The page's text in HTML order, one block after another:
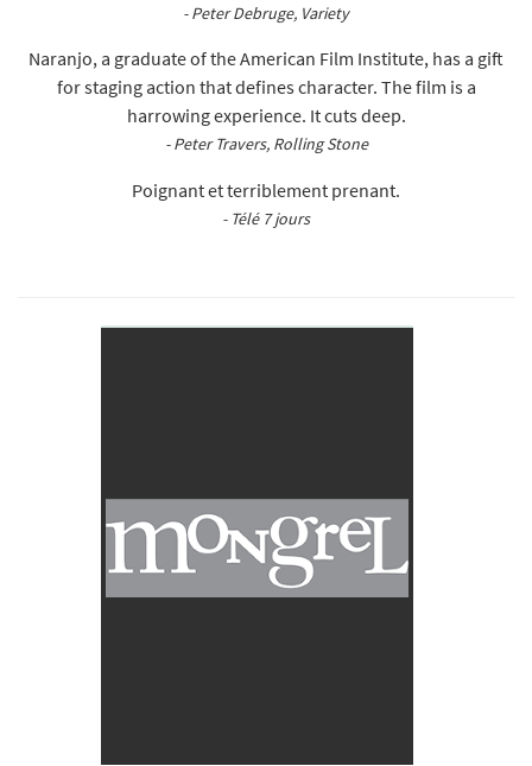
- Peter Debruge, Variety
Naranjo, a graduate of the American Film Institute, has a gift
for staging action that defines character. The film is a
harrowing experience. It cuts deep.
- Peter Travers, Rolling Stone
Poignant et terriblement prenant.
- Télé 7 jours